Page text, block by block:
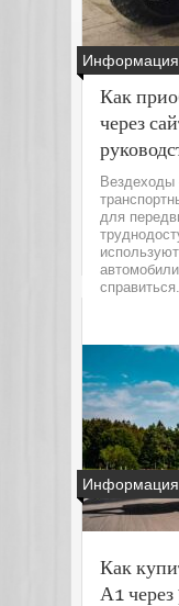
Информация
Как
через
для
Информация
Как
А1